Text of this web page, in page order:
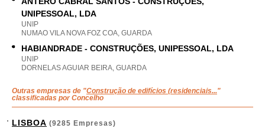
UNIPESSOAL, LDA
UNIP
NUMAO VILA NOVA FOZ COA, GUARDA
HABIANDRADE - CONSTRUÇÕES, UNIPESSOAL, LDA
UNIP
DORNELAS AGUIAR BEIRA, GUARDA
Outras empresas de "Construção de edifícios (residenciais..."
classificadas por Concelho
LISBOA (9285 Empresas)